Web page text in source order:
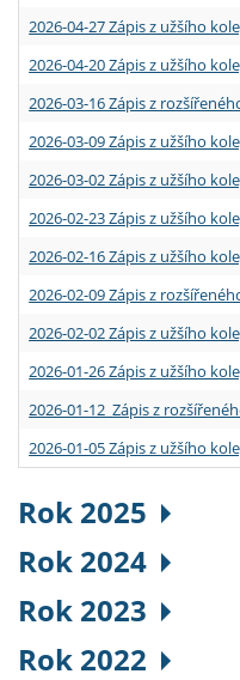
2026-04-27 Zápis z užšího
2026-04-20 Zápis z užšího
2026-03-16 Zápis z
2026-03-09 Zápis z užšího
2026-03-02 Zápis z užšího
2026-02-23 Zápis z užšího
2026-02-16 Zápis z užšího
2026-02-09 Zápis z
2026-02-02 Zápis z užšího
2026-01-26 Zápis z užšího
2026-01-12 Zápis z
2026-01-05 Zápis z užšího
Rok 2025
Rok 2024
Rok 2023
Rok 2022